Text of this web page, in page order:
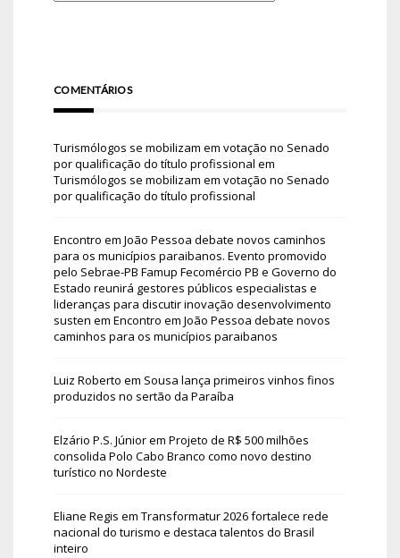
COMENTÁRIOS
Turismólogos se mobilizam em votação no Senado
por qualificação do título profissional em
Turismólogos se mobilizam em votação no Senado
por qualificação do título profissional
Encontro em João Pessoa debate novos caminhos
para os municípios paraibanos. Evento promovido
pelo Sebrae-PB Famup Fecomércio PB e Governo do
Estado reunirá gestores públicos especialistas e
lideranças para discutir inovação desenvolvimento
susten em Encontro em João Pessoa debate novos
caminhos para os municípios paraibanos
Luiz Roberto em Sousa lança primeiros vinhos finos
produzidos no sertão da Paraíba
Elzário P.S. Júniorem Projeto de R$ 500 milhões
consolida Polo Cabo Branco como novo destino
turístico no Nordeste
Eliane Regis em Transformatur 2026 fortalece rede
nacional do turismo e destaca talentos do Brasil
inteiro